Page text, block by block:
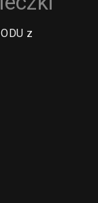
z